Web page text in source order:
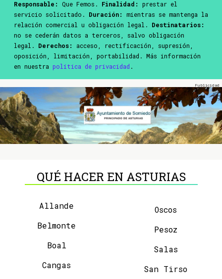
Responsable: Que Femos. Finalidad:
prestar el
servicio solicitado. Duración:
mientras se mantenga la
relación comercial u obligación legal. Destinatarios:
no se cederán datos a terceros, salvo obligación
legal. Derechos:
acceso, rectificación, supresión,
oposición, limitación, portabilidad. Más información
en nuestra política de privacidad .
QUÉ HACER EN ASTURIAS
Allande
Belmonte
Boal
Cangas
Oscos
Pesoz
Salas
San Tirso